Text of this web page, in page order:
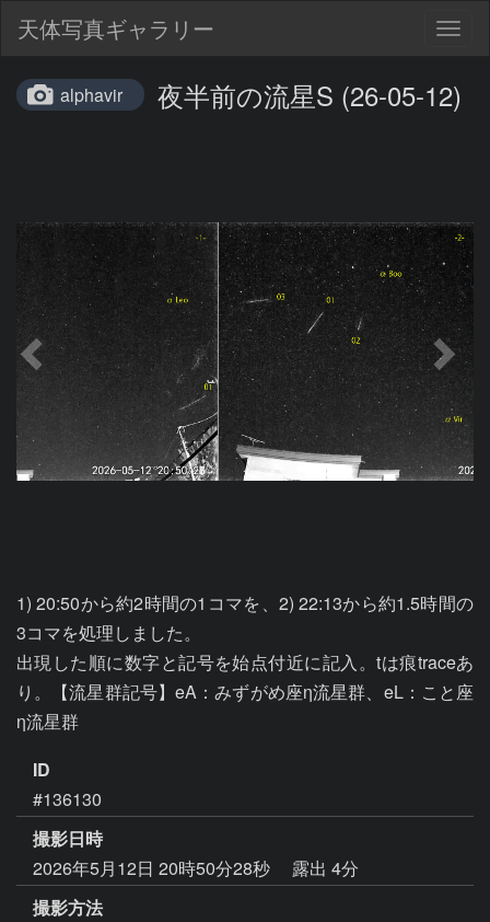
天体写真ギャラリー
alphavir 夜半前の流星S (26-05-12)
1) 20:50から約2時間の1コマを、2) 22:13から約1.5時間の
3コマを処理しました。
出現した順に数字と記号を始点付近に記入。tは痕traceあ
り。【流星群記号】eA：みずがめ座η流星群、eL：こと座
η流星群
ID
#136130
撮影日時
2026年5月12日 20時50分28秒
露出 4分
撮影方法